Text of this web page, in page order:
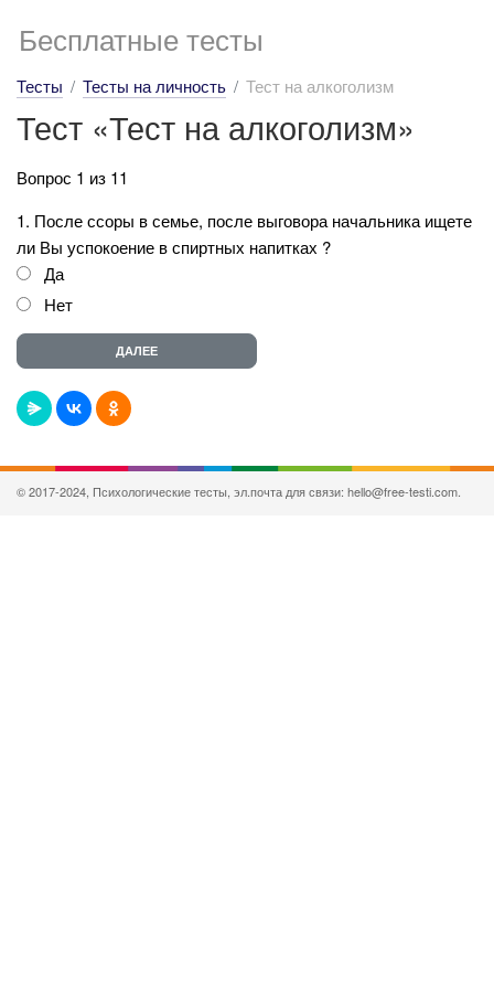
Бесплатные тесты
Тесты Тесты на личность Тест на алкоголизм
Тест «Тест на алкоголизм»
Вопрос 1 из 11
1. После ссоры в семье, после выговора начальника ищете
ли Вы успокоение в спиртных напитках ?
Да
Нет
© 2017-2024, Психологические тесты, эл.почта для связи: hello@free-testi.com.